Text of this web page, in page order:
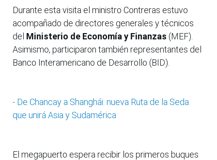
Durante esta visita el ministro Contreras estuvo
acompañado de directores generales y técnicos
del Ministerio de Economía y Finanzas (MEF).
Asimismo, participaron también representantes del
Banco Interamericano de Desarrollo (BID).
- De Chancay a Shanghái: nueva Ruta de la Seda
que unirá Asia y Sudamérica
El megapuerto espera recibir los primeros buques